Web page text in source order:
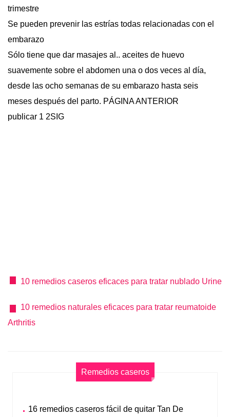
trimestre
Se pueden prevenir las estrías todas relacionadas con el
embarazo
Sólo tiene que dar masajes al.. aceites de huevo
suavemente sobre el abdomen una o dos veces al día,
desde las ocho semanas de su embarazo hasta seis
meses después del parto. PÁGINA ANTERIOR
publicar 1 2SIG
10 remedios caseros eficaces para tratar nublado Urine
10 remedios naturales eficaces para tratar reumatoide
Arthritis
Remedios caseros
16 remedios caseros fácil de quitar Tan De